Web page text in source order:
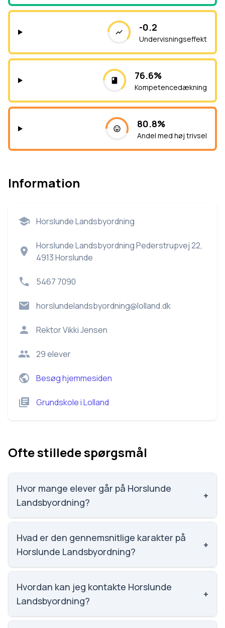
-0.2
Undervisningseffekt
76.6%
Kompetencedækning
80.8%
Andel med høj trivsel
Information
Horslunde Landsbyordning
Horslunde Landsbyordning Pederstrupvej 22,
4913 Horslunde
5467 7090
horslundelandsbyordning@lolland.dk
RektorVikki Jensen
29elever
Besøg hjemmesiden
GrundskoleiLolland
Ofte stillede spørgsmål
Hvor mange elever går på Horslunde
Landsbyordning?
+
Horslunde Landsbyordning har 29 elever, hvilket gør
den til nummer 2386 ud af 3143 skoler.
Hvad er den gennemsnitlige karakter på
Horslunde Landsbyordning?
+
Karaktergennemsnittet på Horslunde
Landsbyordning er 4.8, nummer 1491 ud af 3143
skoler.
Hvordan kan jeg kontakte Horslunde
Landsbyordning?
+
Email: horslundelandsbyordning@lolland.dk.